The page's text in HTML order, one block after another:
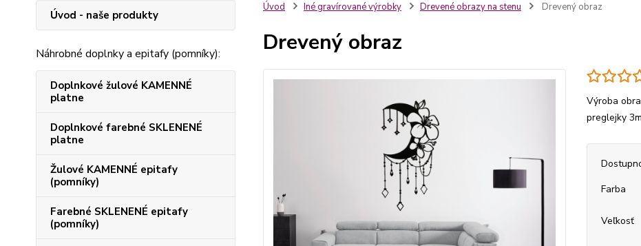
Úvod - naše produkty
Náhrobné doplnky a epitafy (pomníky):
Doplnkové žulové KAMENNÉ
platne
Doplnkové farebné SKLENENÉ
platne
Žulové KAMENNÉ epitafy
(pomníky)
Farebné SKLENENÉ epitafy
(pomníky)
Úvod Iné gravírované výrobky Drevené obrazy na stenu Drevený obraz
Drevený obraz
Výroba
preglejky
Farba
Veľkosť